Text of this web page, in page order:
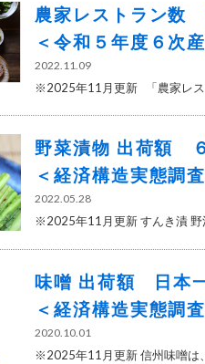
農家レストラン数
＜令和５年度６次
2022.11.09
※2025年11月更新 「農家レス
野菜漬物 出荷額
＜経済構造実態調
2022.05.28
※2025年11月更新 すんき漬
味噌 出荷額 日本
＜経済構造実態調
2020.10.01
※2025年11月更新 信州味噌は